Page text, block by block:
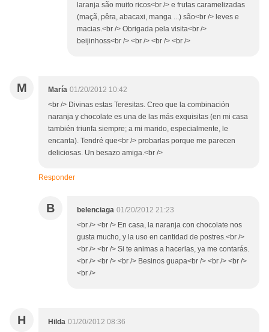
laranja são muito ricos<br /> e frutas caramelizadas
(maçã, pêra, abacaxi, manga ...) são<br /> leves e
macias.<br /> Obrigada pela visita<br />
beijinhoss<br /> <br /> <br /> <br />
M María 01/20/2012 10:42
<br /> Divinas estas Teresitas. Creo que la combinación
naranja y chocolate es una de las más exquisitas (en mi casa
también triunfa siempre; a mi marido, especialmente, le
encanta). Tendré que<br /> probarlas porque me parecen
deliciosas. Un besazo amiga.<br />
Responder
B belenciaga 01/20/2012 21:23
<br /> <br /> En casa, la naranja con chocolate nos
gusta mucho, y la uso en cantidad de postres.<br />
<br /> <br /> Si te animas a hacerlas, ya me contarás.
<br /> <br /> <br /> Besinos guapa<br /> <br /> <br />
<br />
H Hilda 01/20/2012 08:36